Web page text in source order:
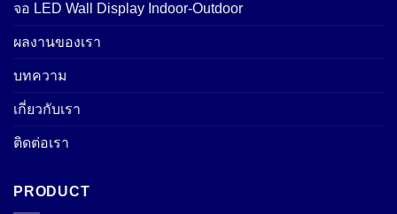
จอ LED Wall Display Indoor-Outdoor
ผลงานของเรา
บทความ
เกี่ยวกับเรา
ติดต่อเรา
PRODUCT